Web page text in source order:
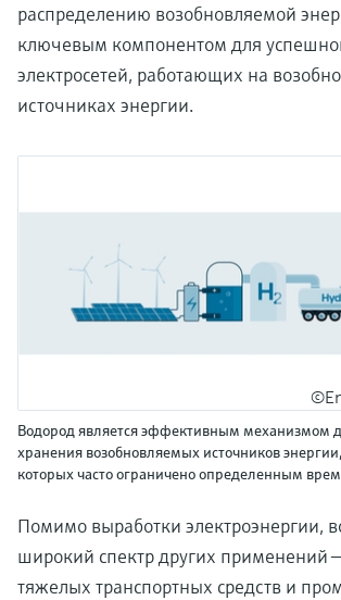
распределению возобновляемой
ключевым компонентом для
электросетей, работающих на
источниках энергии.
Водород является эффективным механизмом
хранения возобновляемых источников
которых часто ограничено определенным
Помимо выработки электроэнергии,
широкий спектр других применений
тяжелых транспортных средств и